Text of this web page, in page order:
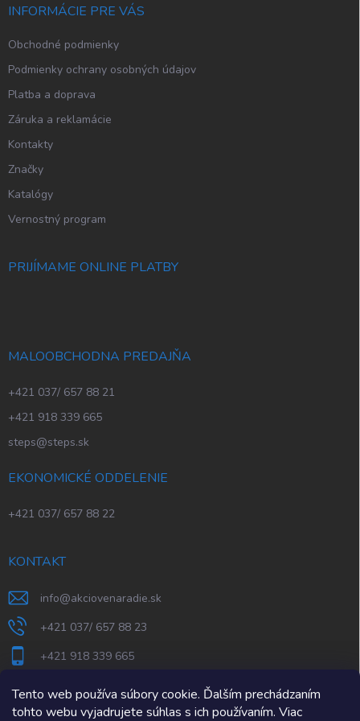
Tento web používa súbory cookie. Ďalším prechádzaním
tohto webu vyjadrujete súhlas s ich používaním. Viac
INFORMÁCIE PRE VÁS
Obchodné podmienky
Podmienky ochrany osobných údajov
Platba a doprava
Záruka a reklamácie
Kontakty
Značky
Katalógy
Vernostný program
PRIJÍMAME ONLINE PLATBY
MALOOBCHODNA PREDAJŇA
+421 037/ 657 88 21
+421 918 339 665
steps@steps.sk
EKONOMICKÉ ODDELENIE
+421 037/ 657 88 22
KONTAKT
info@akciovenaradie.sk
+421 037/ 657 88 23
+421 918 339 665
STEPS Nitra